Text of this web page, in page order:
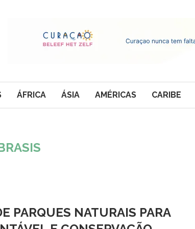
ÁFRICA ÁSIA AMÉRICAS CARIBE
PARQUES NATURAIS PARA